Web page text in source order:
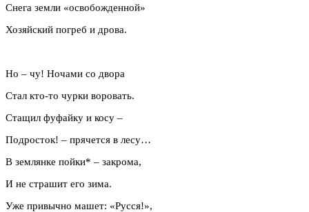
Снега земли «освобожденной»
Хозяйский погреб и дрова.
Но – чу! Ночами со двора
Стал кто-то чурки воровать.
Стащил фуфайку и косу –
Подросток! – прячется в лесу…
В землянке пойки* – закрома,
И не страшит его зима.
Уже привычно машет: «Русся!»,